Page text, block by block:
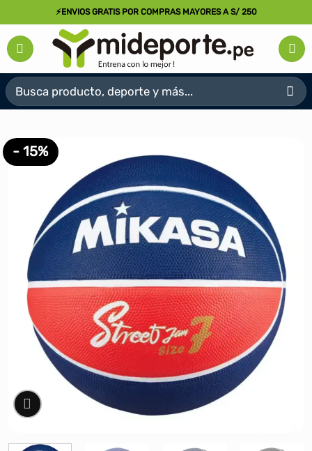
al
contenido
⚡ENVIOS GRATIS POR COMPRAS MAYORES A S/ 250
Buscar
por:
- 15%